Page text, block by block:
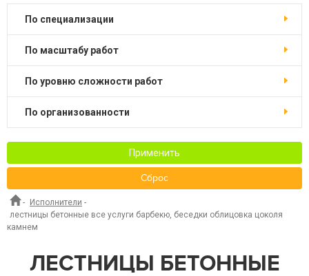
по специализации
по масштабу работ
по уровню сложности работ
по организованности
Применить
Сброс
- Исполнители -
лестницы бетонные все услуги барбекю, беседки облицовка цоколя
камнем
ЛЕСТНИЦЫ БЕТОННЫЕ